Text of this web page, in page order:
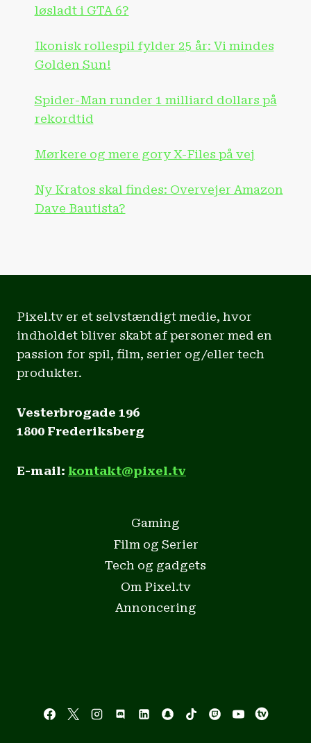
løsladt i GTA 6?
Ikonisk rollespil fylder 25 år: Vi mindes
Golden Sun!
Spider-Man runder 1 milliard dollars på
rekordtid
Mørkere og mere gory X-Files på vej
Ny Kratos skal findes: Overvejer Amazon
Dave Bautista?
Pixel.tv er et selvstændigt medie, hvor
indholdet bliver skabt af personer med en
passion for spil, film, serier og/eller tech
produkter.
Vesterbrogade 196
1800 Frederiksberg
E-mail: kontakt@pixel.tv
Gaming
Film og Serier
Tech og gadgets
Om Pixel.tv
Annoncering